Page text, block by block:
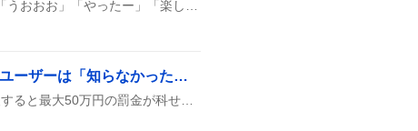
「計量法」違反でインチ表記定規販売禁止、ユーザーは「知らなかった」驚き